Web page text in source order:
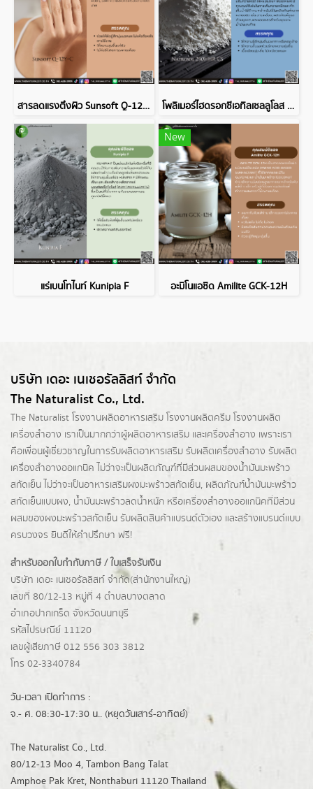
สารลดแรงตึงผิว Sunsoft Q-12Y-C โพลิเมอร์ไฮดรอกซีเอทิลเซลลูโลส Natrosol 250HHR CS
แร่เบนโทไนท์ Kunipia F
New
อะมิโนแอซิด Amilite GCK-12H
บริษัท เดอะ เนเชอรัลลิสท์ จำกัด
The Naturalist Co., Ltd.
The Naturalist โรงงานผลิตอาหารเสริม โรงงานผลิตครีม โรงงานผลิต
เครื่องสำอาง เราเป็นมากกว่าผู้ผลิตอาหารเสริม และเครื่องสำอาง เพราะเรา
คือเพื่อนผู้เชี่ยวชาญในการรับผลิตอาหารเสริม รับผลิตเครื่องสำอาง รับผลิต
เครื่องสำอางออแกนิค ไม่ว่าจะเป็นผลิตภัณฑ์ที่มีส่วนผสมของน้ำมันมะพร้าว
สกัดเย็น ไม่ว่าจะเป็นอาหารเสริมผงมะพร้าวสกัดเย็น, ผลิตภัณฑ์น้ำมันมะพร้าว
สกัดเย็นแบบผง, น้ำมันมะพร้าวลดน้ำหนัก หรือเครื่องสำอางออแกนิคที่มีส่วน
ผสมของผงมะพร้าวสกัดเย็น รับผลิตสินค้าแบรนด์ตัวเอง และสร้างแบรนด์แบบ
ครบวงจร ยินดีให้คำปรึกษา ฟรี!
สำหรับออกใบกำกับภาษี / ใบเสร็จรับเงิน
บริษัท เดอะ เนเชอรัลลิสท์ จำกัด(ส่านักงานใหญ่)
เลขที่ 80/12-13 หมู่ที่ 4 ตำบลบางตลาด
อำเภอปากเกร็ด จังหวัดนนทบุรี
รหัสไปรษณีย์ 11120
เลขผู้เสียภาษี 012 556 303 3812
โทร 02-3340784
วัน-เวลา เปิดทำการ :
จ.- ศ. 08:30-17:30 น.. (หยุดวันเสาร์-อาทิตย์)
The Naturalist Co., Ltd.
80/12-13 Moo 4, Tambon Bang Talat
Amphoe Pak Kret, Nonthaburi 11120 Thailand